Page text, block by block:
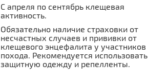
С апреля по сентябрь клещевая
активность.
Обязательно наличие страховки от
несчастных случаев и прививки от
клещевого энцефалита у участников
похода. Рекомендуется использовать
защитную одежду и репелленты.